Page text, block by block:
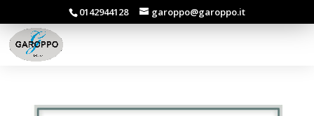
0142944128 garoppo@garoppo.it